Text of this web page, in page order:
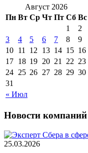
Август 2026
Пн Вт Ср Чт Пт Сб Вс
« Июл
1
2
3
4 5 6 7 8
9
10 11 12 13 14 15 16
17 18 19 20 21 22 23
24 25 26 27 28 29 30
31
Новости компаний
25.03.2026